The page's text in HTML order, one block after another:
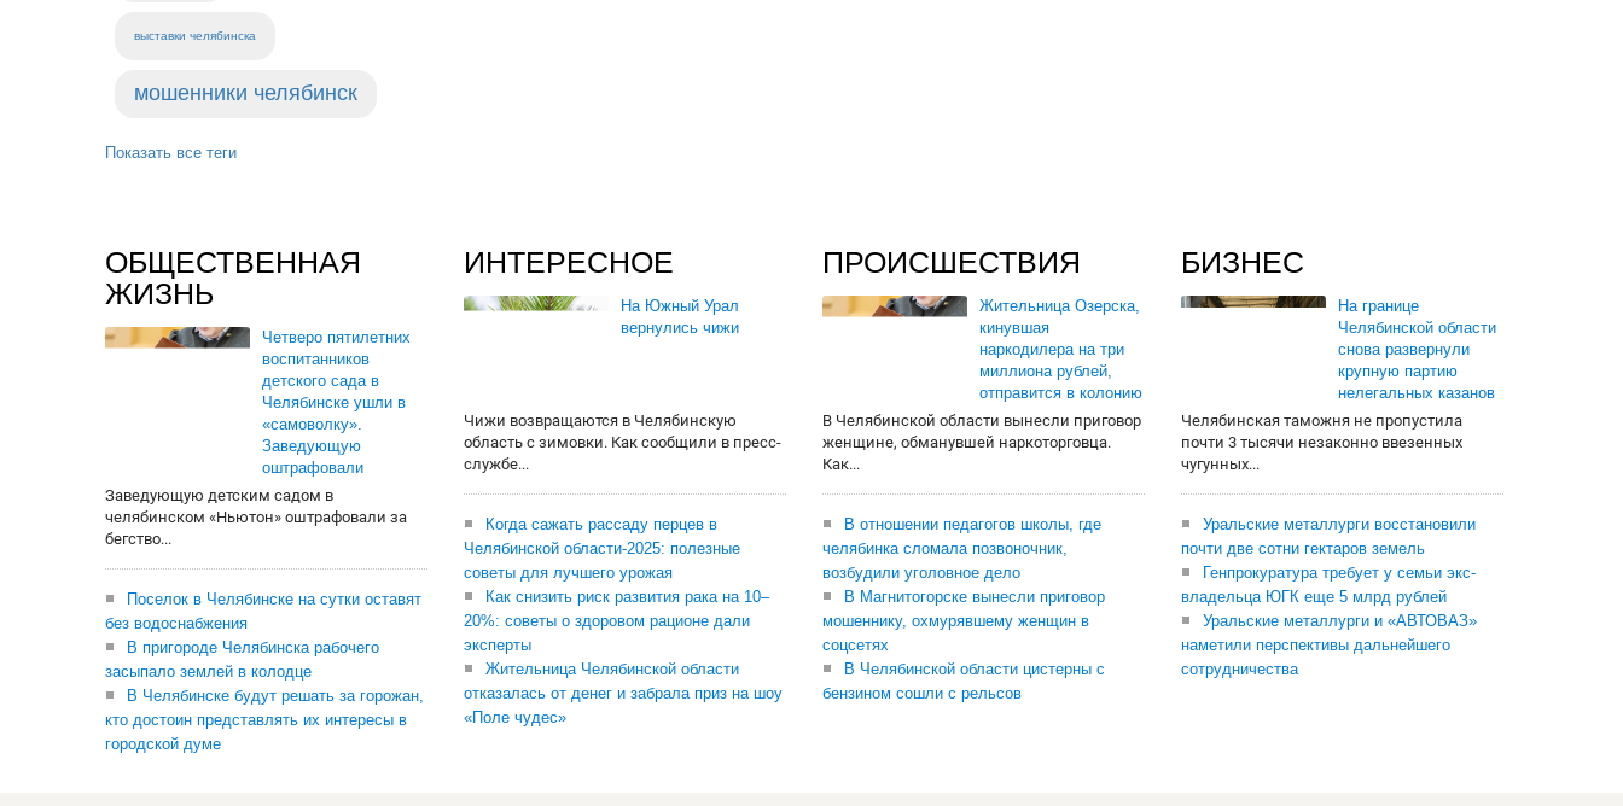
выставки челябинска
мошенники челябинск
Показать все теги
ОБЩЕСТВЕННАЯ
ЖИЗНЬ
Четверо пятилетних
воспитанников
детского сада в
Челябинске ушли в
«самоволку».
Заведующую
оштрафовали
Заведующую детским садом в
челябинском «Ньютон» оштрафовали за
бегство...
Поселок в Челябинске на сутки оставят
без водоснабжения
В пригороде Челябинска рабочего
засыпало землей в колодце
В Челябинске будут решать за горожан,
кто достоин представлять их интересы в
городской думе
ИНТЕРЕСНОЕ
На Южный Урал
вернулись чижи
Чижи возвращаются в Челябинскую
область с зимовки. Как сообщили в пресс-
службе...
Когда сажать рассаду перцев в
Челябинской области-2025: полезные
советы для лучшего урожая
Как снизить риск развития рака на 10–
20%: советы о здоровом рационе дали
эксперты
Жительница Челябинской области
отказалась от денег и забрала приз на шоу
«Поле чудес»
ПРОИСШЕСТВИЯ
Жительница Озерска,
кинувшая
наркодилера на три
миллиона рублей,
отправится в колонию
В Челябинской области вынесли приговор
женщине, обманувшей наркоторговца.
Как...
В отношении педагогов школы, где
челябинка сломала позвоночник,
возбудили уголовное дело
В Магнитогорске вынесли приговор
мошеннику, охмурявшему женщин в
соцсетях
В Челябинской области цистерны с
бензином сошли с рельсов
БИЗНЕС
На границе
Челябинской области
снова развернули
крупную партию
нелегальных казанов
Челябинская таможня не пропустила
почти 3 тысячи незаконно ввезенных
чугунных...
Уральские металлурги восстановили
почти две сотни гектаров земель
Генпрокуратура требует у семьи экс-
владельца ЮГК еще 5 млрд рублей
Уральские металлурги и «АВТОВАЗ»
наметили перспективы дальнейшего
сотрудничества